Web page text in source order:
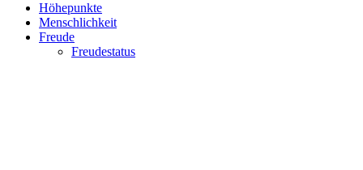
Höhepunkte
Menschlichkeit
Freude
Freudestatus